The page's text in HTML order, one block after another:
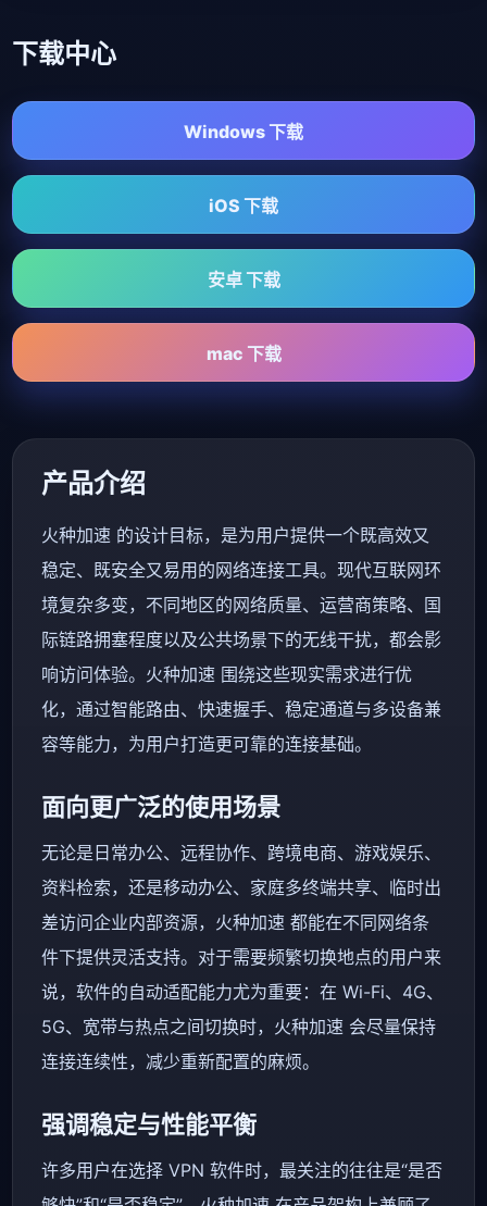
下载中心
Windows 下载
iOS 下载
安卓 下载
mac 下载
产品介绍
火种加速 的设计目标，是为用户提供一个既高效又
稳定、既安全又易用的网络连接工具。现代互联网环
境复杂多变，不同地区的网络质量、运营商策略、国
际链路拥塞程度以及公共场景下的无线干扰，都会影
响访问体验。火种加速 围绕这些现实需求进行优
化，通过智能路由、快速握手、稳定通道与多设备兼
容等能力，为用户打造更可靠的连接基础。
面向更广泛的使用场景
无论是日常办公、远程协作、跨境电商、游戏娱乐、
资料检索，还是移动办公、家庭多终端共享、临时出
差访问企业内部资源，火种加速 都能在不同网络条
件下提供灵活支持。对于需要频繁切换地点的用户来
说，软件的自动适配能力尤为重要：在 Wi-Fi、4G、
5G、宽带与热点之间切换时，火种加速 会尽量保持
连接连续性，减少重新配置的麻烦。
强调稳定与性能平衡
许多用户在选择 VPN 软件时，最关注的往往是“是否